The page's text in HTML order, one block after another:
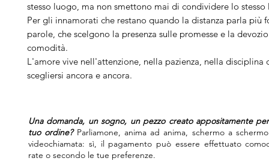
stesso luogo, ma non smettono mai di condividere lo stesso
Per gli innamorati che restano quando la distanza parla più
parole, che scelgono la presenza sulle promesse e la
comodità.
L'amore vive nell'attenzione, nella pazienza, nella disciplina
scegliersi ancora e ancora.
Una domanda, un sogno, un pezzo creato appositamente
tuo ordine?Parliamone, anima ad anima, schermo a
videochiamata: sì, il pagamento può essere effettuato
rate o secondo le tue preferenze.